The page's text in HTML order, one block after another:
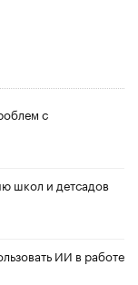
с
школ и детсадов
ИИ в работе